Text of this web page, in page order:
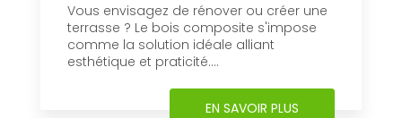
Vous envisagez de rénover ou créer une
terrasse ? Le bois composite s'impose
comme la solution idéale alliant
esthétique et praticité....
EN SAVOIR PLUS